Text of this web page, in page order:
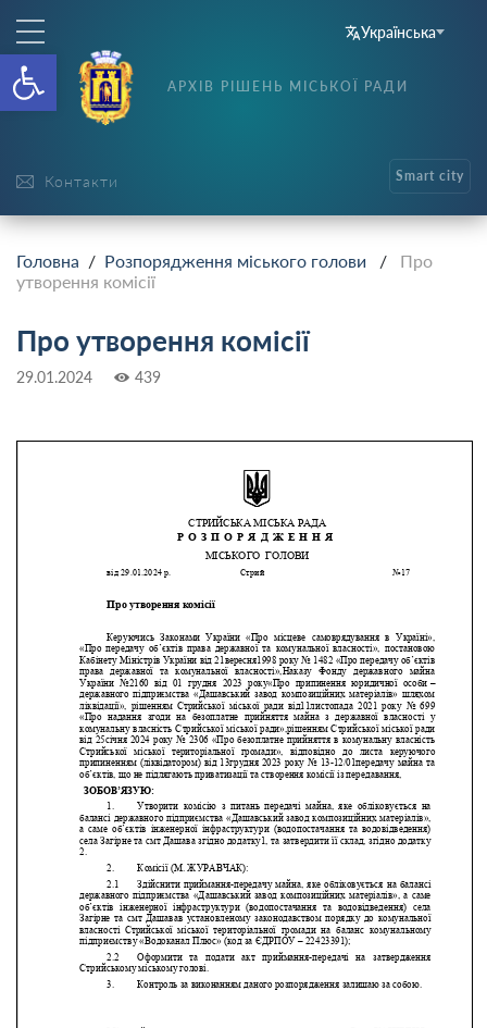
Відкрити Панель
Українська
Контакти
АРХІВ РІШЕНЬ МІСЬКОЇ РАДИ
Smart city
Головна / Розпорядження міського голови / Про
утворення комісії
Про утворення комісії
29.01.2024 439